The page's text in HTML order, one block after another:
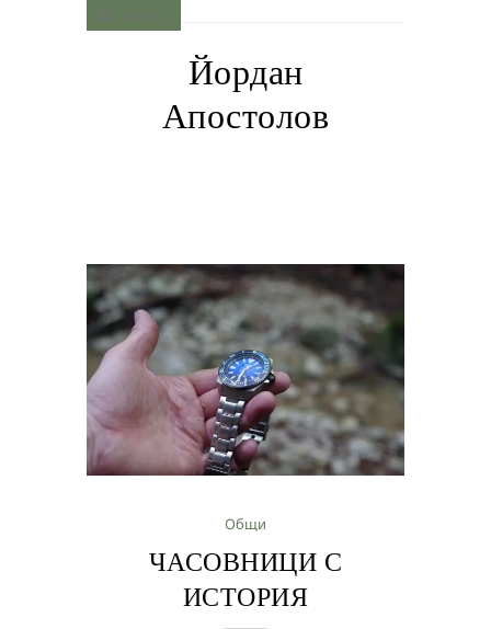
Йордан
Апостолов
Общи
ЧАСОВНИЦИ С
ИСТОРИЯ